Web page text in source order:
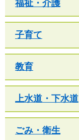
福祉・介護
子育て
教育
上水道・下水道
ごみ・衛生